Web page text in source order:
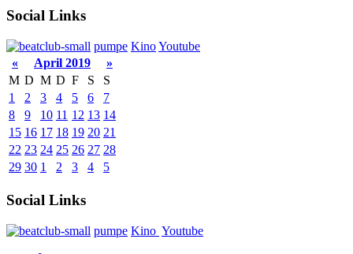
Social Links
pumpe KinoYoutube
«
April 2019
»
M D M D F S
S
1
2 3 4 5 6
7
8
9 10 11 12 13 14
15 16 17 18 19 20 21
22 23 24 25 26 27 28
29 30 1 2 3 4 5
Social Links
pumpe Kino Youtube